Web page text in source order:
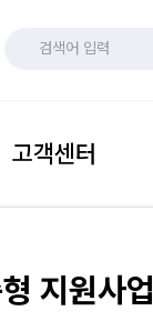
고객센터
지원사업